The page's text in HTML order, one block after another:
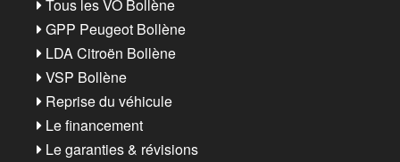
Tous les VO Bollène
GPP Peugeot Bollène
LDA Citroën Bollène
VSP Bollène
Reprise du véhicule
Le financement
Le garanties & révisions